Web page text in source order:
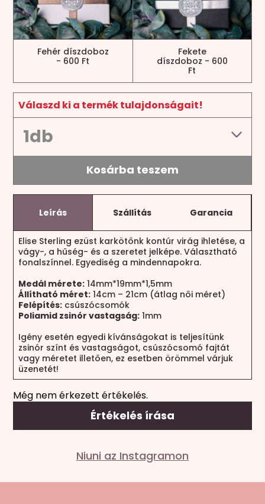
Fehér díszdoboz
- 600 Ft
Fekete
díszdoboz - 600
Ft
Válaszd ki a termék tulajdonságait!
Kosárba teszem
Leírás Szállítás Garancia
Elise Sterling ezüst karkötőnk kontúr virág ihletése, a
vágy-, a hűség- és a szeretet jelképe. Választható
fonalszínnel. Egyediség a mindennapokra.
Medál mérete: 14mm*19mm*1,5mm
Állítható méret: 14cm – 21cm (átlag női méret)
Felépítés: csúszócsomók
Poliamid zsinór vastagság: 1mm
Igény esetén egyedi kívánságokat is teljesítünk
zsinór színt és vastagságot, csúszócsomó fajtát
vagy méretet illetően, ez esetben örömmel várjuk
üzenetét!
Még nem érkezett értékelés.
Értékelés írása
Az e-mail címet nem tesszük közzé.
Niuni az Instagramon